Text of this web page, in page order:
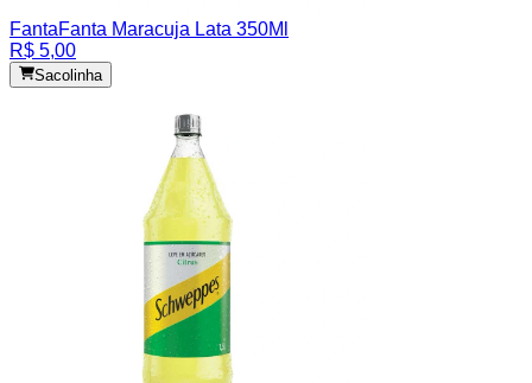
FantaFanta Maracuja Lata 350Ml
R$ 5,00
Sacolinha